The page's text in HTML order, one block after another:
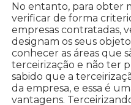
No entanto, para obter
verificar de forma
empresas contratadas,
designam os seus
conhecer as áreas que
terceirização e não ter
sabido que a
da empresa, e essa é
vantagens.